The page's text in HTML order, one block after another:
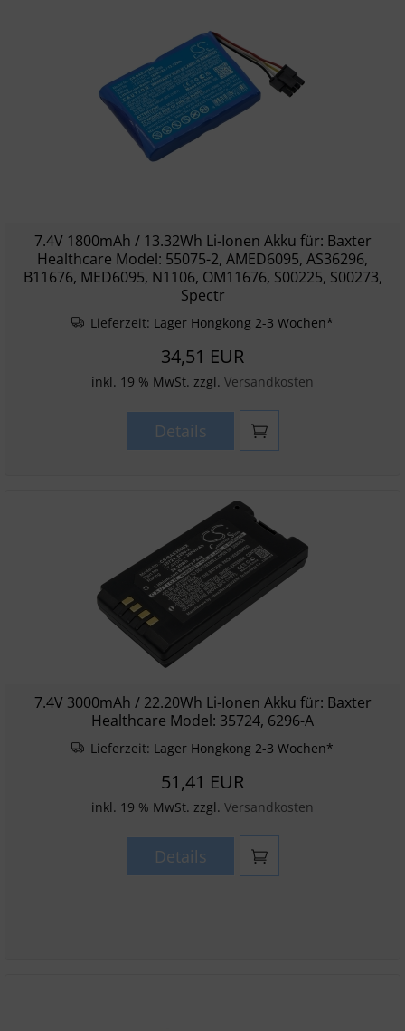
7.4V 1800mAh / 13.32Wh Li-Ionen Akku für: Baxter
Healthcare Model: 55075-2, AMED6095, AS36296,
B11676, MED6095, N1106, OM11676, S00225, S00273,
Spectr
Lieferzeit: Lager Hongkong 2-3 Wochen*
34,51 EUR
inkl. 19 % MwSt. zzgl. Versandkosten
Details
7.4V 3000mAh / 22.20Wh Li-Ionen Akku für: Baxter
Healthcare Model: 35724, 6296-A
Lieferzeit: Lager Hongkong 2-3 Wochen*
51,41 EUR
inkl. 19 % MwSt. zzgl. Versandkosten
Details